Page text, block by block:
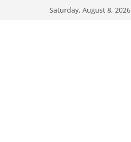
Saturday, August 8, 2026